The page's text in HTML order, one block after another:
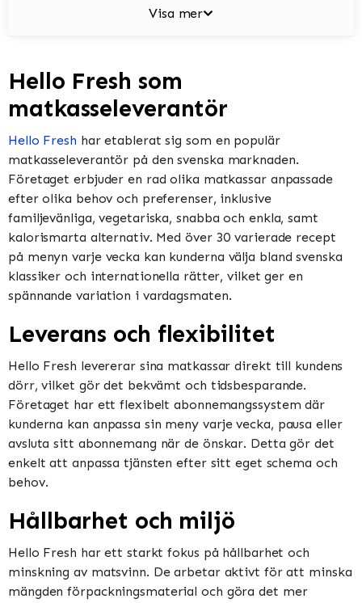
Visa mer
Hello Fresh som
matkasseleverantör
Hello Fresh har etablerat sig som en populär
matkasseleverantör på den svenska marknaden.
Företaget erbjuder en rad olika matkassar anpassade
efter olika behov och preferenser, inklusive
familjevänliga, vegetariska, snabba och enkla, samt
kalorismarta alternativ. Med över 30 varierade recept
på menyn varje vecka kan kunderna välja bland svenska
klassiker och internationella rätter, vilket ger en
spännande variation i vardagsmaten.
Leverans och flexibilitet
Hello Fresh levererar sina matkassar direkt till kundens
dörr, vilket gör det bekvämt och tidsbesparande.
Företaget har ett flexibelt abonnemangssystem där
kunderna kan anpassa sin meny varje vecka, pausa eller
avsluta sitt abonnemang när de önskar. Detta gör det
enkelt att anpassa tjänsten efter sitt eget schema och
behov.
Hållbarhet och miljö
Hello Fresh har ett starkt fokus på hållbarhet och
minskning av matsvinn. De arbetar aktivt för att minska
mängden förpackningsmaterial och göra det mer